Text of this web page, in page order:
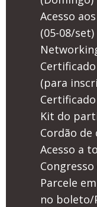
Acesso
(05-08/set)
(para
Kit do
Cordão de
Acesso a
Parcele
no boleto/